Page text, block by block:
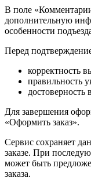
В поле
дополнительную
особенности
Перед
корректность
правильность
Для завершения
«Оформить заказ».
Сервис сохраняет
заказе. При
может быть
заказа.